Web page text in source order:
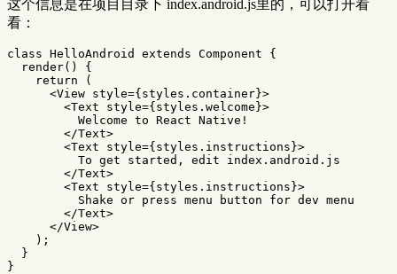
这个信息是在项目目录下 index.android.js里的，可以打开看
看：
class HelloAndroid extends Component
{
render()
{
return
(
<View style={ styles . container }>
<Text style={ styles . welcome }>
Welcome to React Native !
</Text
<Text style={ styles . instructions }>
To get started , edit index . android . js
</Text
<Text style={ styles . instructions }>
Shake or press menu button for dev menu
</Text
</View
);
}
}